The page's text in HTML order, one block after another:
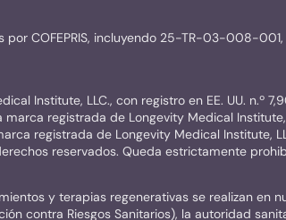
COFEPRIS, incluyendo 25-TR-03-008-
Institute, LLC., con registro en EE. UU. n.º
marca registrada de Longevity Medical
registrada de Longevity Medical Institute,
reservados. Queda estrictamente
y terapias regenerativas se realizan en
contra Riesgos Sanitarios), la autoridad